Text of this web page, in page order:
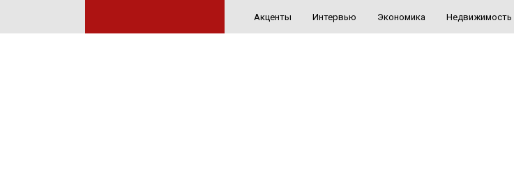
Акценты Интервью Экономика Недвижимость